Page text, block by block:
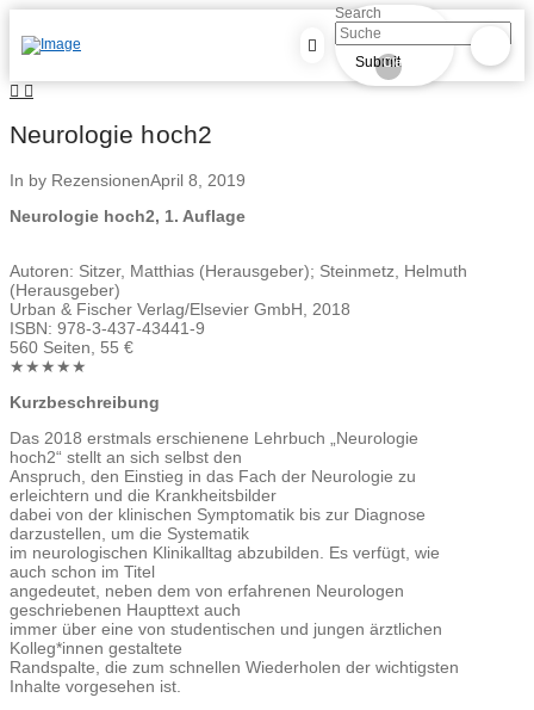
Search
Submit
Clear
Neurologie hoch2
In by RezensionenApril 8, 2019
Neurologie hoch2, 1. Auflage
Autoren: Sitzer, Matthias (Herausgeber); Steinmetz, Helmuth
(Herausgeber)
Urban & Fischer Verlag/Elsevier GmbH, 2018
ISBN: 978-3-437-43441-9
560 Seiten, 55 €
★★★★★
Kurzbeschreibung
Das 2018 erstmals erschienene Lehrbuch „Neurologie
hoch2“ stellt an sich selbst den
Anspruch, den Einstieg in das Fach der Neurologie zu
erleichtern und die Krankheitsbilder
dabei von der klinischen Symptomatik bis zur Diagnose
darzustellen, um die Systematik
im neurologischen Klinikalltag abzubilden. Es verfügt, wie
auch schon im Titel
angedeutet, neben dem von erfahrenen Neurologen
geschriebenen Haupttext auch
immer über eine von studentischen und jungen ärztlichen
Kolleg*innen gestaltete
Randspalte, die zum schnellen Wiederholen der wichtigsten
Inhalte vorgesehen ist.